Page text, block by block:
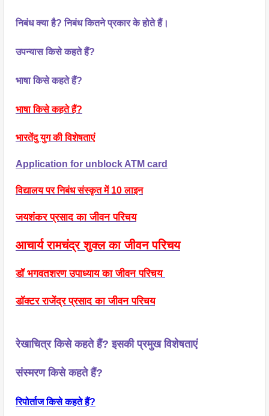
निबंध क्या है? निबंध कितने प्रकार के होते हैं।
उपन्यास किसे कहते हैं?
भाषा किसे कहते हैं?
भाषा किसे कहते हैं?
भारतेंदु युग की विशेषताएं
Application for unblock ATM card
विद्यालय पर निबंध संस्कृत में 10 लाइन
जयशंकर प्रसाद का जीवन परिचय
आचार्य रामचंद्र शुक्ल का जीवन परिचय
डॉ भगवतशरण उपाध्याय का जीवन परिचय
डॉक्टर राजेंद्र प्रसाद का जीवन परिचय
रेखाचित्र किसे कहते हैं? इसकी प्रमुख विशेषताएं
संस्मरण किसे कहते हैं?
रिपोर्ताज किसे कहते हैं?